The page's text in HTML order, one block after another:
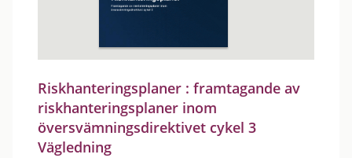
Riskhanteringsplaner : framtagande av
riskhanteringsplaner inom
översvämningsdirektivet cykel 3
Vägledning